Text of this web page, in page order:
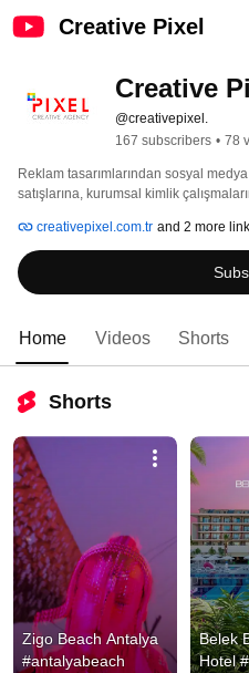
Creative Pixel
Creative
@creativepixel.
167 subscribers • 78
Reklam tasarımlarından sosyal
satışlarına, kurumsal kimlik
bir yanına hizmet vermekteyiz.
creativepixel.com.tr and 2 more
Home Videos Shorts
Shorts
Zigo Beach Antalya
#antalyabeach
Belek
Hotel